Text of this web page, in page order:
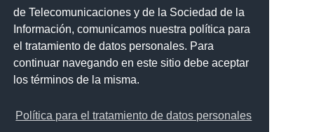
de Telecomunicaciones y de la Sociedad de la
Información, comunicamos nuestra política para
el tratamiento de datos personales. Para
continuar navegando en este sitio debe aceptar
los términos de la misma.
Política para el tratamiento de datos personales